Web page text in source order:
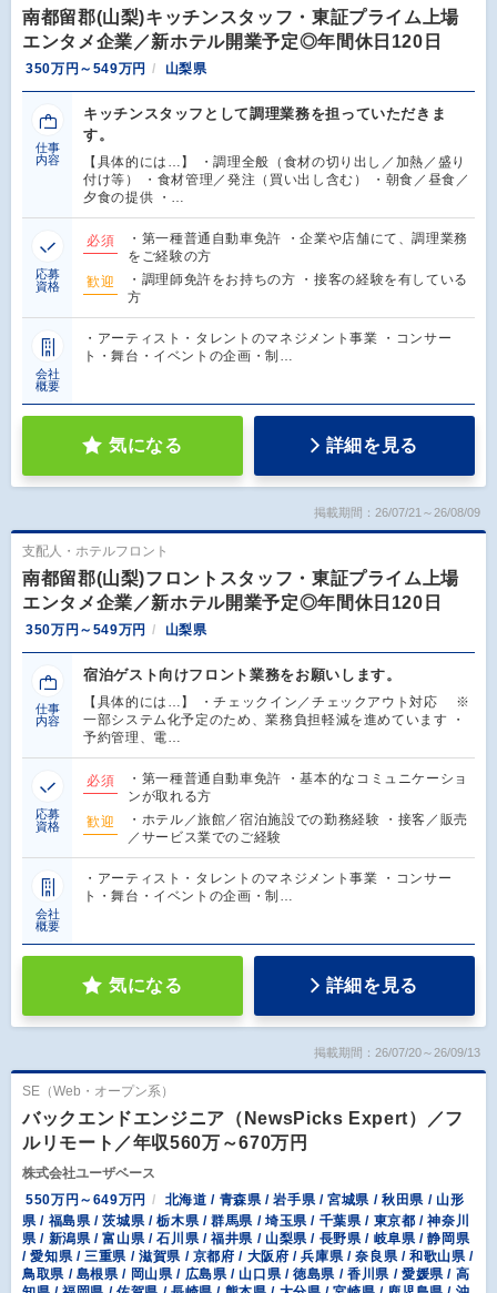
南都留郡(山梨)キッチンスタッフ・東証プライム上場
エンタメ企業／新ホテル開業予定◎年間休日120日
350万円～549万円 山梨県
仕事
内容
キッチンスタッフとして調理業務を担っていただきま
す。
【具体的には…】 ・調理全般（食材の切り出し／加熱／盛り
付け等） ・食材管理／発注（買い出し含む） ・朝食／昼食／
夕食の提供 ・…
応募
資格
必須
・第一種普通自動車免許 ・企業や店舗にて、調理業務
をご経験の方
歓迎
・調理師免許をお持ちの方 ・接客の経験を有している
方
会社
概要
・アーティスト・タレントのマネジメント事業 ・コンサー
ト・舞台・イベントの企画・制…
気になる 詳細を見る
掲載期間：26/07/21～26/08/09
支配人・ホテルフロント
南都留郡(山梨)フロントスタッフ・東証プライム上場
エンタメ企業／新ホテル開業予定◎年間休日120日
350万円～549万円 山梨県
仕事
内容
宿泊ゲスト向けフロント業務をお願いします。
【具体的には…】 ・チェックイン／チェックアウト対応 ※
一部システム化予定のため、業務負担軽減を進めています ・
予約管理、電…
応募
資格
必須
・第一種普通自動車免許 ・基本的なコミュニケーショ
ンが取れる方
歓迎
・ホテル／旅館／宿泊施設での勤務経験 ・接客／販売
／サービス業でのご経験
会社
概要
・アーティスト・タレントのマネジメント事業 ・コンサー
ト・舞台・イベントの企画・制…
気になる 詳細を見る
掲載期間：26/07/20～26/09/13
SE（Web・オープン系）
バックエンドエンジニア（NewsPicks Expert）／フ
ルリモート／年収560万～670万円
株式会社ユーザベース
550万円～649万円
北海道 / 青森県 / 岩手県 / 宮城県 / 秋田県 / 山形
県 / 福島県 / 茨城県 / 栃木県 / 群馬県 / 埼玉県 / 千葉県 / 東京都 / 神奈川
県 / 新潟県 / 富山県 / 石川県 / 福井県 / 山梨県 / 長野県 / 岐阜県 / 静岡県
/ 愛知県 / 三重県 / 滋賀県 / 京都府 / 大阪府 / 兵庫県 / 奈良県 / 和歌山県 /
鳥取県 / 島根県 / 岡山県 / 広島県 / 山口県 / 徳島県 / 香川県 / 愛媛県 / 高